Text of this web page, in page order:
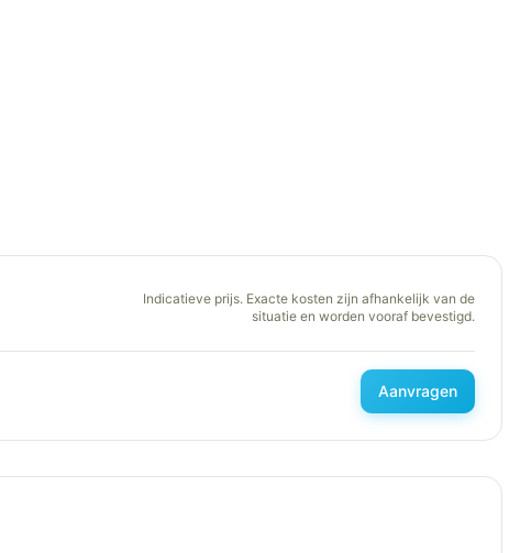
Indicatieve prijs. Exacte kosten zijn afhankelijk van de
situatie en worden vooraf bevestigd.
Aanvragen